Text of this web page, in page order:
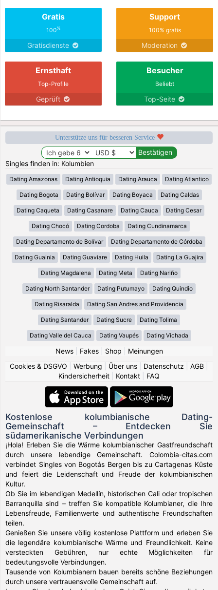
Gratis
100%
Gratisdienste
Support
100% gratis
Moderation
Ernsthaft
Top-Profile
Geprüft
Besucher
Beliebt
Top-Seite
Unterstütze uns für besseren Service
Singles finden in: Kolumbien
Dating Amazonas Dating Antioquia Dating Arauca Dating Atlantico
Dating Bogota Dating Bolívar Dating Boyaca Dating Caldas
Dating Caqueta Dating Casanare Dating Cauca Dating Cesar
Dating Chocó Dating Cordoba Dating Cundinamarca
Dating Departamento de Bolívar Dating Departamento de Córdoba
Dating Guainia Dating Guaviare Dating Huila Dating La Guajira
Dating Magdalena Dating Meta Dating Nariño
Dating North Santander Dating Putumayo Dating Quindio
Dating Risaralda Dating San Andres and Providencia
Dating Santander Dating Sucre Dating Tolima
Dating Valle del Cauca Dating Vaupés Dating Vichada
News| Fakes| Shop
Meinungen
Cookies & DSGVO
Werbung Über uns Datenschutz AGB
Kindersicherheit
Kontakt FAQ
Kostenlose kolumbianische Dating-
Gemeinschaft – Entdecken Sie
südamerikanische Verbindungen
¡Hola! Erleben Sie die Wärme kolumbianischer Gastfreundschaft
durch unsere lebendige Gemeinschaft. Colombia-citas.com
verbindet Singles von Bogotás Bergen bis zu Cartagenas Küste
und feiert die Leidenschaft und Freude der kolumbianischen
Kultur.
Ob Sie im lebendigen Medellín, historischen Cali oder tropischen
Barranquilla sind – treffen Sie kompatible Kolumbianer, die Ihre
Lebensfreude, Familienwerte und authentische Freundschaften
teilen.
Genießen Sie unsere völlig kostenlose Plattform und erleben Sie
die legendäre kolumbianische Wärme und Freundlichkeit. Keine
versteckten Gebühren, nur echte Möglichkeiten für
bedeutungsvolle Verbindungen.
Tausende von Kolumbianern bauen bereits schöne Beziehungen
durch unsere vertrauensvolle Gemeinschaft auf.